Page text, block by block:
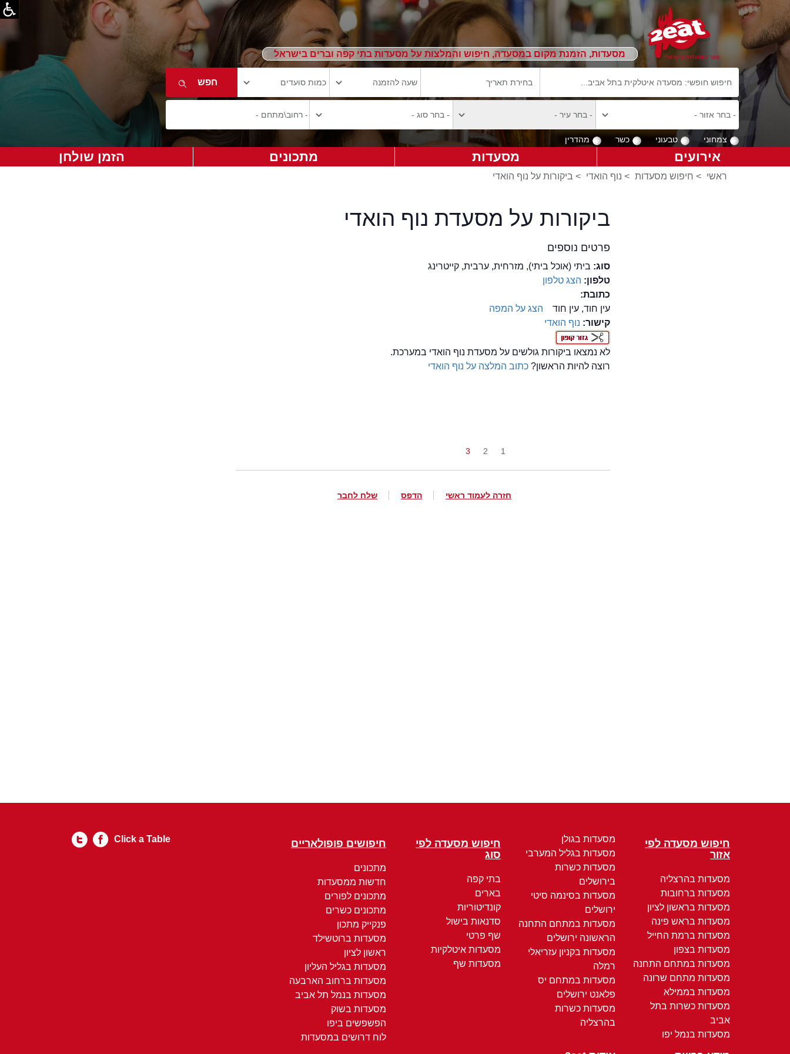
מסעדות, הזמנת מקום במסעדה, חיפוש והמלצות על מסעדות בתי קפה וברים בישראל
צמחוני טבעוני כשר מהדרין
אירועים מסעדות מתכונים הזמן שולחן
ראשי > חיפוש מסעדות > נוף הואדי > ביקורות על נוף הואדי
ביקורות על מסעדת נוף הואדי
פרטים נוספים
סוג: ביתי (אוכל ביתי), מזרחית, ערבית, קייטרינג
טלפון: הצג טלפון
כתובת:
עין חוד, עין חוד
הצג על המפה
קישור: נוף הואדי
לא נמצאו ביקורות גולשים על מסעדת נוף הואדי במערכת.
רוצה להיות הראשון?כתוב המלצה על נוף הואדי
1
2
3
חזרה לעמוד ראשי הדפס שלח לחבר
חיפוש מסעדה לפי
אזור
מסעדות בהרצליה
מסעדות ברחובות
מסעדות בראשון לציון
מסעדות בראש פינה
מסעדות ברמת החייל
מסעדות בצפון
מסעדות במתחם התחנה
מסעדות מתחם שרונה
מסעדות בממילא
מסעדות כשרות בתל
אביב
מסעדות בנמל יפו
מסעדות בגולן
מסעדות בגליל המערבי
מסעדות כשרות
בירושלים
מסעדות בסינמה סיטי
ירושלים
מסעדות במתחם התחנה
הראשונה ירושלים
מסעדות בקניון עזריאלי
רמלה
מסעדות במתחם יס
פלאנט ירושלים
מסעדות כשרות
בהרצליה
חיפוש מסעדה לפי
סוג
בתי קפה
בארים
קונדיטוריות
סדנאות בישול
שף פרטי
מסעדות איטלקיות
מסעדות שף
חיפושים פופולאריים
מתכונים
חדשות ממסעדות
מתכונים לפורים
מתכונים כשרים
פנקייק מתכון
מסעדות ברוטשילד
ראשון לציון
מסעדות בגליל העליון
מסעדות ברחוב הארבעה
מסעדות בנמל תל אביב
מסעדות בשוק
הפשפשים ביפו
לוח דרושים במסעדות
Click a Table